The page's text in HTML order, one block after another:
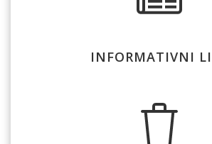
INFORMATIVNI